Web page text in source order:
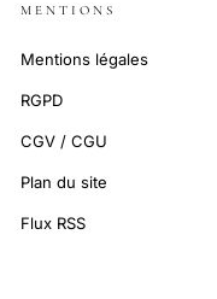
MENTIONS
Mentions légales
RGPD
CGV / CGU
Plan du site
Flux RSS